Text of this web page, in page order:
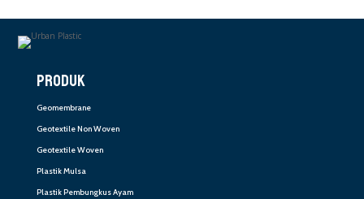
PRODUK
Geomembrane
Geotextile Non Woven
Geotextile Woven
Plastik Mulsa
Plastik Pembungkus Ayam